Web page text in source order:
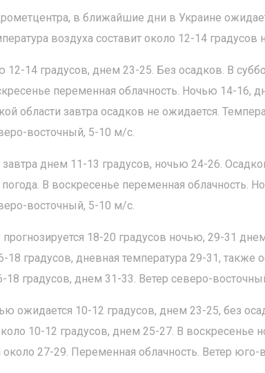
в ближайшие дни в Украине
воздуха составит около 12-14
12-14 градусов, днем 23-25. Без осадков. В
переменная облачность. Ночью 14-16,
области завтра осадков не ожидается.
восточный, 5-10 м/с.
днем 11-13 градусов, ночью 24-26.
В воскресенье переменная облачность.
восточный, 5-10 м/с.
18-20 градусов ночью, 29-31
18 градусов, дневная температура 29-31, также
18 градусов, днем 31-33. Ветер северо-
ожидается 10-12 градусов, днем 23-25, без
10-12 градусов, днем 25-27. В воскресенье
27-29. Переменная облачность. Ветер